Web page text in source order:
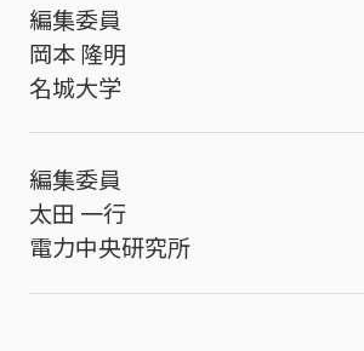
編集委員
岡本 隆明
名城大学
編集委員
太田 一行
電力中央研究所